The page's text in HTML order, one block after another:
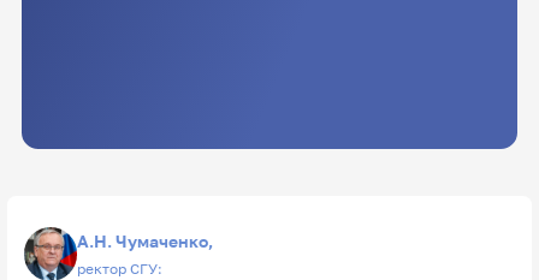
А.Н. Чумаченко,
ректор СГУ: